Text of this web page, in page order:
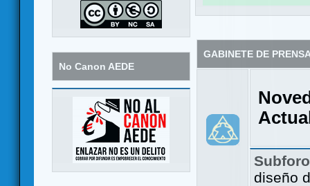
No Canon AEDE
GABINETE DE
diseño